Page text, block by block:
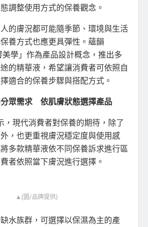
調整使用方式的保養觀念。
的膚況都可能隨季節、環境與生活
養方式也應更具彈性。蘊韻
美學」作為產品設計概念，推出多
的精華液，希望讓消費者可依照自
適合的保養步驟與搭配方式。
眾需求 依肌膚狀態選擇產品
，現代消費者對保養的期待，除了
，也更重視膚況穩定度與使用感
多款精華液依不同保養訴求進行區
者依照當下膚況進行選擇。
▲(圖/品牌提供)
水族群，可選擇以保濕為主的產